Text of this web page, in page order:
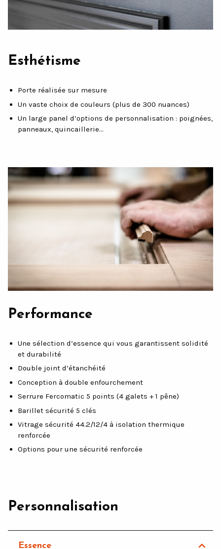
Esthétisme
Porte réalisée sur mesure
Un vaste choix de couleurs (plus de 300 nuances)
Un large panel d’options de personnalisation : poignées,
panneaux, quincaillerie…
Performance
Une sélection d’essence qui vous garantissent solidité
et durabilité
Double joint d’étanchéité
Conception à double enfourchement
Serrure Fercomatic 5 points (4 galets + 1 pêne)
Barillet sécurité 5 clés
Vitrage sécurité 44.2/12/4 à isolation thermique
renforcée
Options pour une sécurité renforcée
Personnalisation
Essence